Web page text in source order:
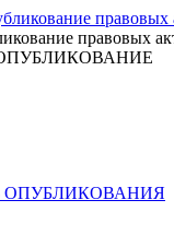
правовых
ОПУБЛИКОВАНИЯ